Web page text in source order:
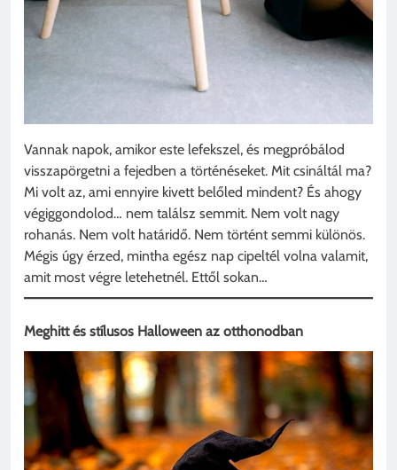
Vannak napok, amikor este lefekszel, és megpróbálod
visszapörgetni a fejedben a történéseket. Mit csináltál ma?
Mi volt az, ami ennyire kivett belőled mindent? És ahogy
végiggondolod… nem találsz semmit. Nem volt nagy
rohanás. Nem volt határidő. Nem történt semmi különös.
Mégis úgy érzed, mintha egész nap cipeltél volna valamit,
amit most végre letehetnél. Ettől sokan…
Meghitt és stílusos Halloween az otthonodban